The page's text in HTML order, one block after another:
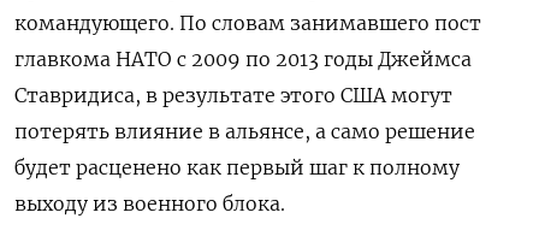
командующего. По словам занимавшего пост
главкома НАТО с 2009 по 2013 годы Джеймса
Ставридиса, в результате этого США могут
потерять влияние в альянсе, а само решение
будет расценено как первый шаг к полному
выходу из военного блока.